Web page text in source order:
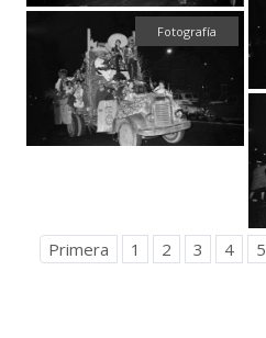
Fotografía
Primera 1 2 3 4 5